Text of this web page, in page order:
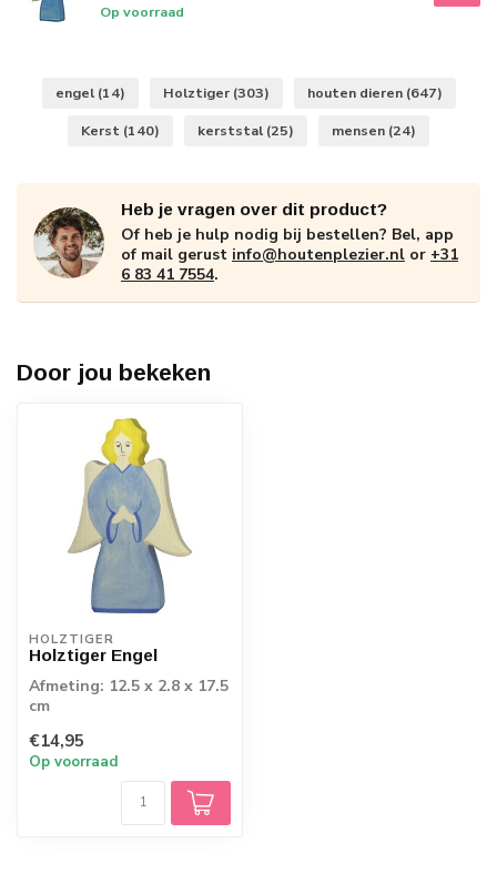
Op voorraad
engel (14) Holztiger (303) houten dieren (647)
Kerst (140) kerststal (25) mensen (24)
Heb je vragen over dit product?
Of heb je hulp nodig bij bestellen? Bel, app
of mail gerust info@houtenplezier.nl or +31
6 83 41 7554.
Door jou bekeken
HOLZTIGER
Holztiger Engel
Afmeting: 12.5 x 2.8 x 17.5
cm
€14,95
Op voorraad